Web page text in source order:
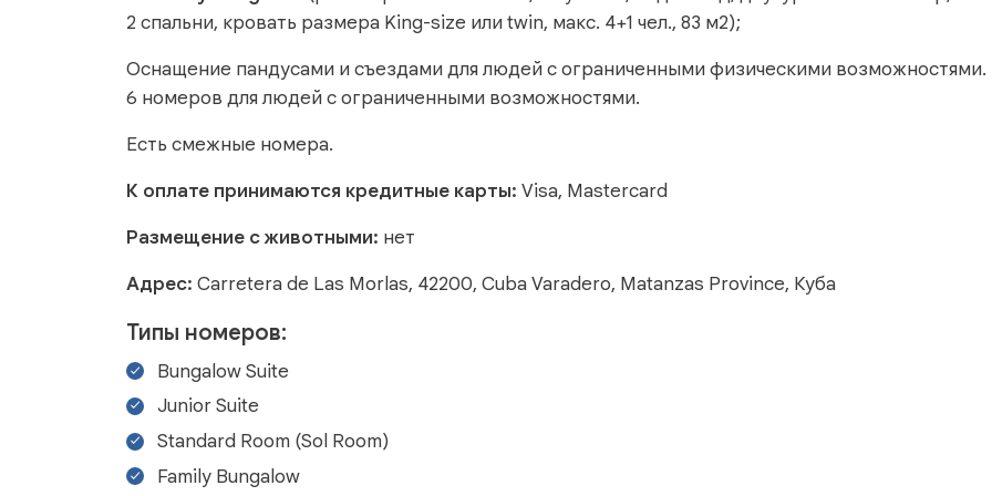
2 спальни, кровать размера King-size или twin, макс. 4+1 чел., 83 м2);
Оснащение пандусами и съездами для людей с ограниченными физическими возможностями.
6 номеров для людей с ограниченными возможностями.
Есть смежные номера.
К оплате принимаются кредитные карты: Visa, Mastercard
Размещение с животными: нет
Адрес: Carretera de Las Morlas, 42200, Cuba Varadero, Matanzas Province, Куба
Типы номеров:
Bungalow Suite
Junior Suite
Standard Room (Sol Room)
Family Bungalow